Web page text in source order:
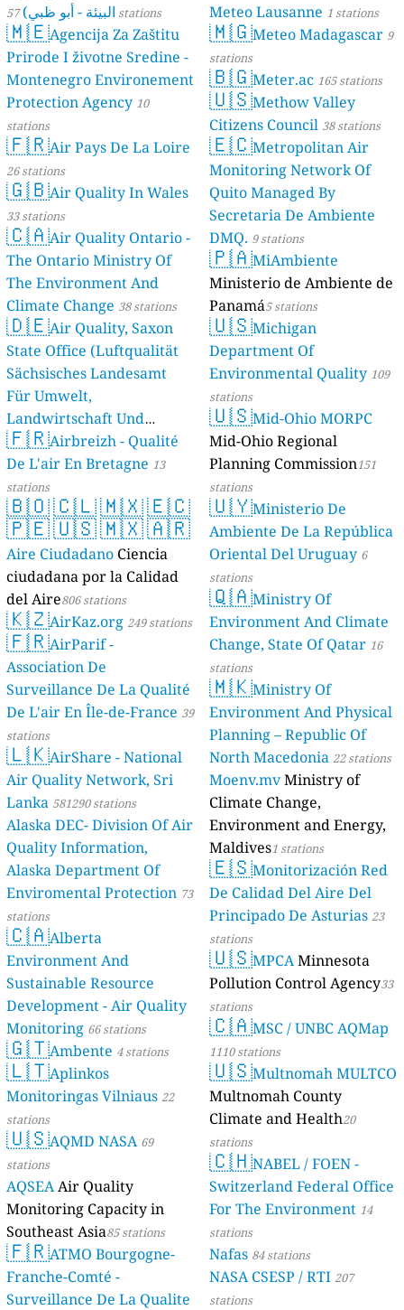
البيئة - أبو ظبي) 57 stations
🇲🇪Agencija Za Zaštitu
Prirode I životne Sredine -
Montenegro Environement
Protection Agency 10
stations
🇫🇷Air Pays De La Loire
26 stations
🇬🇧Air Quality In Wales
33 stations
🇨🇦Air Quality Ontario -
The Ontario Ministry Of
The Environment And
Climate Change 38 stations
🇩🇪Air Quality, Saxon
State Office (Luftqualität
Sächsisches Landesamt
Für Umwelt,
Landwirtschaft Und
Geologie) 50 stations
🇫🇷Airbreizh - Qualité
De L'air En Bretagne 13
stations
🇧🇴🇨🇱🇲🇽🇪🇨
🇵🇪🇺🇸🇲🇽🇦🇷
Aire Ciudadano Ciencia
ciudadana por la Calidad
del Aire806 stations
🇰🇿AirKaz.org 249 stations
🇫🇷AirParif -
Association De
Surveillance De La Qualité
De L'air En Île-de-France 39
stations
🇱🇰AirShare - National
Air Quality Network, Sri
Lanka 581290 stations
Alaska DEC- Division Of Air
Quality Information,
Alaska Department Of
Enviromental Protection 73
stations
🇨🇦Alberta
Environment And
Sustainable Resource
Development - Air Quality
Monitoring 66 stations
🇬🇹Ambente 4 stations
🇱🇹Aplinkos
Monitoringas Vilniaus 22
stations
🇺🇸AQMD NASA 69
stations
AQSEAAir Quality
Monitoring Capacity in
Southeast Asia85 stations
🇫🇷ATMO Bourgogne-
Franche-Comté -
Surveillance De La Qualite
Meteo Lausanne 1 stations
🇲🇬Meteo Madagascar 9
stations
🇧🇬Meter.ac 165 stations
🇺🇸Methow Valley
Citizens Council 38 stations
🇪🇨Metropolitan Air
Monitoring Network Of
Quito Managed By
Secretaria De Ambiente
DMQ. 9 stations
🇵🇦MiAmbiente
Ministerio de Ambiente de
Panamá5 stations
🇺🇸Michigan
Department Of
Environmental Quality 109
stations
🇺🇸Mid-Ohio MORPC
Mid-Ohio Regional
Planning Commission151
stations
🇺🇾Ministerio De
Ambiente De La República
Oriental Del Uruguay 6
stations
🇶🇦Ministry Of
Environment And Climate
Change, State Of Qatar 16
stations
🇲🇰Ministry Of
Environment And Physical
Planning – Republic Of
North Macedonia 22 stations
Moenv.mvMinistry of
Climate Change,
Environment and Energy,
Maldives1 stations
🇪🇸Monitorización Red
De Calidad Del Aire Del
Principado De Asturias 23
stations
🇺🇸MPCAMinnesota
Pollution Control Agency33
stations
🇨🇦MSC / UNBC AQMap
1110 stations
🇺🇸Multnomah MULTCO
Multnomah County
Climate and Health20
stations
🇨🇭NABEL / FOEN -
Switzerland Federal Office
For The Environment 14
stations
Nafas 84 stations
NASA CSESP / RTI 207
stations